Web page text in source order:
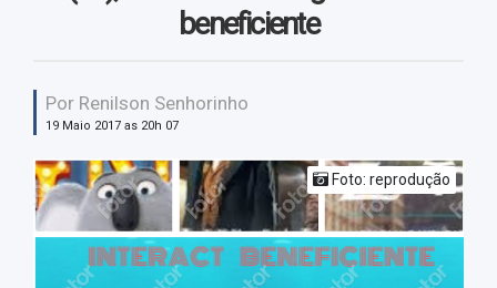
beneficiente
Por Renilson Senhorinho
19 Maio 2017 as 20h 07
Foto: reprodução